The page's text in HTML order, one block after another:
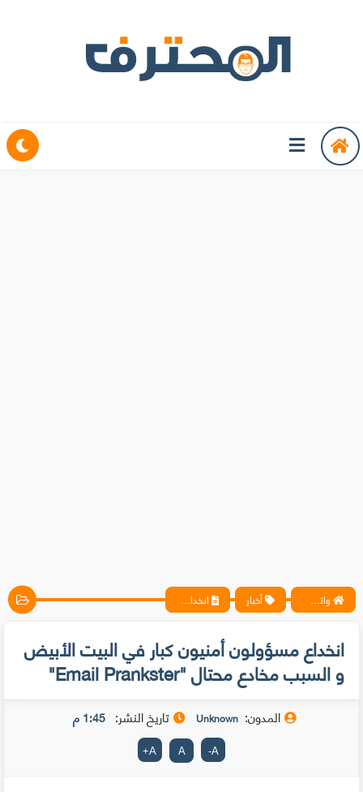
واتس آب ، فيسبوك ، أنترنت ، شروحات تقنية حصرية - المحترف أخبار انخداع مسؤولون أمنيون كبار في البيت الأبيض و السبب مخادع محتال "Email Prankster"
انخداع مسؤولون أمنيون كبار في البيت الأبيض
و السبب مخادع محتال "Email Prankster"
المدون: Unknown تاريخ النشر: 1:45 م
A
-
A
A
+